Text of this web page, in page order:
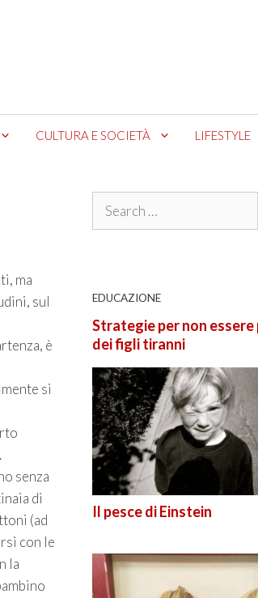
CULTURA E SOCIETÀ LIFESTYLE
ma
sul
è
si
senza
di
(ad
con le
la
Search
EDUCAZIONE
Strategie per non essere
dei figli tiranni
Il pesce di Einstein